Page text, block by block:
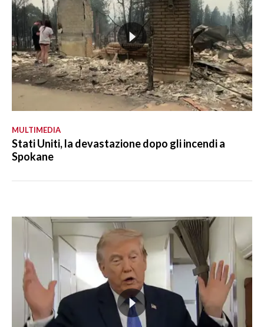
MULTIMEDIA
Stati Uniti, la devastazione dopo gli incendi a
Spokane